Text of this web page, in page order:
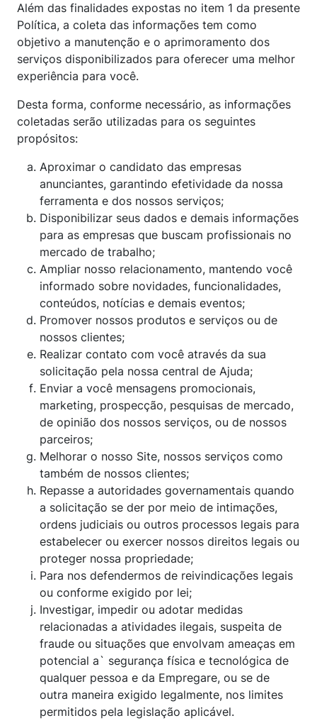
Além das finalidades expostas no item 1 da presente
Política, a coleta das informações tem como
objetivo a manutenção e o aprimoramento dos
serviços disponibilizados para oferecer uma melhor
experiência para você.
Desta forma, conforme necessário, as informações
coletadas serão utilizadas para os seguintes
propósitos:
Aproximar o candidato das empresas
anunciantes, garantindo efetividade da nossa
ferramenta e dos nossos serviços;
Disponibilizar seus dados e demais informações
para as empresas que buscam profissionais no
mercado de trabalho;
Ampliar nosso relacionamento, mantendo você
informado sobre novidades, funcionalidades,
conteúdos, notícias e demais eventos;
Promover nossos produtos e serviços ou de
nossos clientes;
Realizar contato com você através da sua
solicitação pela nossa central de Ajuda;
Enviar a você mensagens promocionais,
marketing, prospecção, pesquisas de mercado,
de opinião dos nossos serviços, ou de nossos
parceiros;
Melhorar o nosso Site, nossos serviços como
também de nossos clientes;
Repasse a autoridades governamentais quando
a solicitação se der por meio de intimações,
ordens judiciais ou outros processos legais para
estabelecer ou exercer nossos direitos legais ou
proteger nossa propriedade;
Para nos defendermos de reivindicações legais
ou conforme exigido por lei;
Investigar, impedir ou adotar medidas
relacionadas a atividades ilegais, suspeita de
fraude ou situações que envolvam ameaças em
potencial a` segurança física e tecnológica de
qualquer pessoa e da Empregare, ou se de
outra maneira exigido legalmente, nos limites
permitidos pela legislação aplicável.